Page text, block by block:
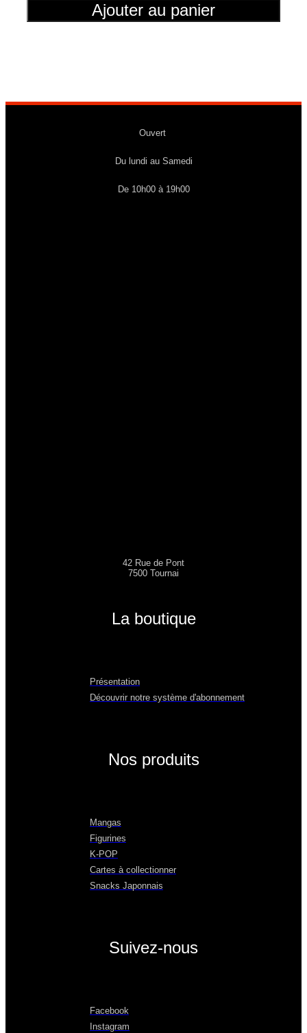
N°
Ajouter au panier
Ouvert
Du lundi au Samedi
De 10h00 à 19h00
42 Rue de Pont
7500 Tournai
La boutique
Présentation
Découvrir notre système d'abonnement
Nos produits
Mangas
Figurines
K-POP
Cartes à collectionner
Snacks Japonnais
Suivez-nous
Facebook
Instagram